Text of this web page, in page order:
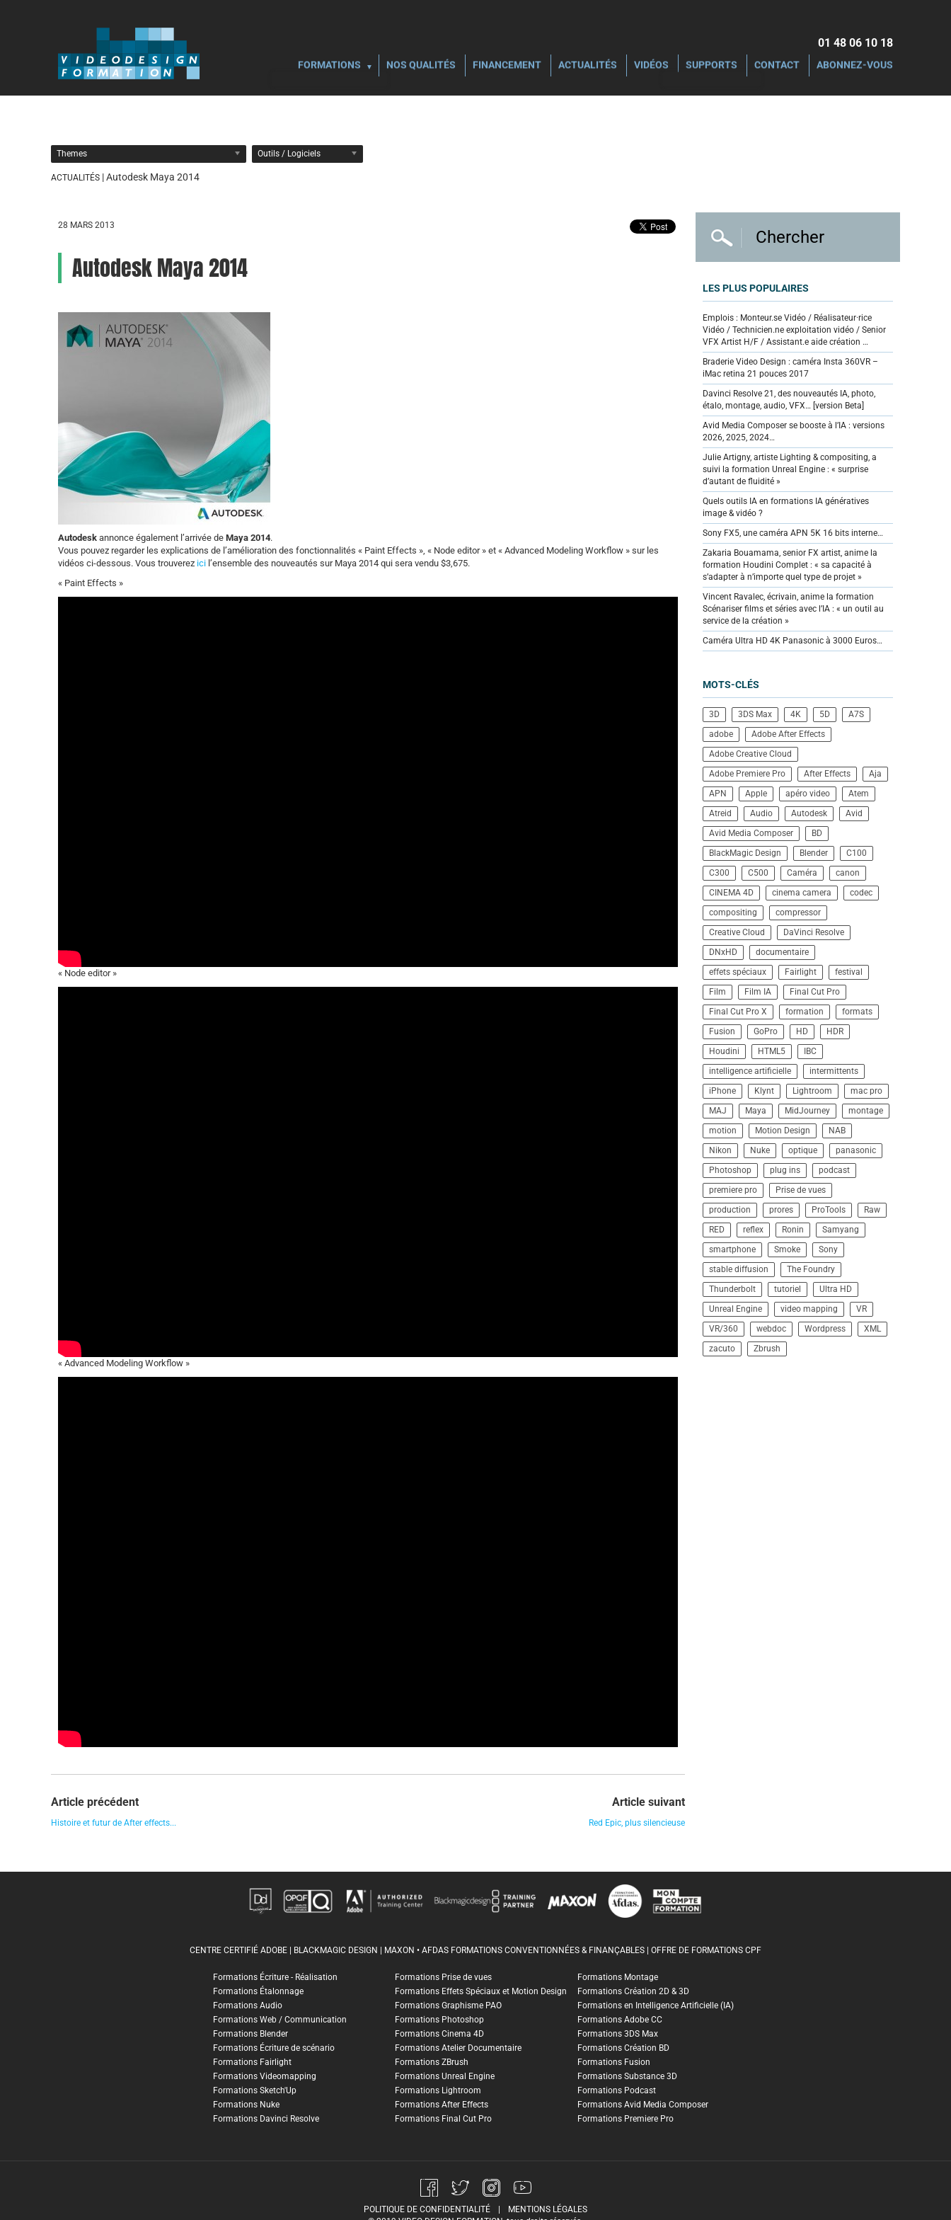
01 48 06 10 18‬
FORMATIONS NOS QUALITÉS FINANCEMENT ACTUALITÉS VIDÉOS SUPPORTS CONTACT ABONNEZ-VOUS
Themes Outils / Logiciels
ACTUALITÉS | Autodesk Maya 2014
28 MARS 2013
Autodesk Maya 2014
Autodesk annonce également l’arrivée de Maya 2014.
Vous pouvez regarder les explications de l’amélioration des fonctionnalités « Paint Effects », « Node editor » et « Advanced Modeling Workflow » sur les
vidéos ci-dessous. Vous trouverez ici l’ensemble des nouveautés sur Maya 2014 qui sera vendu $3,675.
« Paint Effects »
« Node editor »
« Advanced Modeling Workflow »
Article précédent
Histoire et futur de After effects...
Article suivant
Red Epic, plus silencieuse
LES PLUS POPULAIRES
Emplois : Monteur.se Vidéo / Réalisateur·rice
Vidéo / Technicien.ne exploitation vidéo / Senior
VFX Artist H/F / Assistant.e aide création …
Braderie Video Design : caméra Insta 360VR –
iMac retina 21 pouces 2017
Davinci Resolve 21, des nouveautés IA, photo,
étalo, montage, audio, VFX… [version Beta]
Avid Media Composer se booste à l’IA : versions
2026, 2025, 2024…
Julie Artigny, artiste Lighting & compositing, a
suivi la formation Unreal Engine : « surprise
d’autant de fluidité »
Quels outils IA en formations IA génératives
image & vidéo ?
Sony FX5, une caméra APN 5K 16 bits interne…
Zakaria Bouamama, senior FX artist, anime la
formation Houdini Complet : « sa capacité à
s’adapter à n’importe quel type de projet »
Vincent Ravalec, écrivain, anime la formation
Scénariser films et séries avec l’IA : « un outil au
service de la création »
Caméra Ultra HD 4K Panasonic à 3000 Euros…
MOTS-CLÉS
3D 3DS Max 4K 5D
A7S
adobe
Adobe After Effects
Adobe Creative Cloud
Adobe Premiere Pro
After Effects
Aja
APN
Apple apéro video
Atem
Atreid
Audio Autodesk
Avid
Avid Media Composer
BD
BlackMagic Design
Blender
C100
C300
C500 Caméra
canon
CINEMA 4D
cinema camera
codec
compositing
compressor
Creative Cloud
DaVinci Resolve
DNxHD
documentaire
effets spéciaux
Fairlight
festival
Film
Film IA
Final Cut Pro
Final Cut Pro X
formation
formats
Fusion
GoPro HD
HDR
Houdini
HTML5
IBC
intelligence artificielle
intermittents
iPhone
Klynt Lightroom
mac pro
MAJ
Maya MidJourney
montage
motion
Motion Design
NAB
Nikon
Nuke optique
panasonic
Photoshop
plug ins
podcast
premiere pro
Prise de vues
production
prores ProTools
Raw
RED
reflex Ronin
Samyang
smartphone
Smoke
Sony
stable diffusion
The Foundry
Thunderbolt
tutoriel
Ultra HD
Unreal Engine
video mapping
VR
VR/360
webdoc Wordpress
XML
zacuto
Zbrush
CENTRE CERTIFIÉ ADOBE | BLACKMAGIC DESIGN | MAXON • AFDAS FORMATIONS CONVENTIONNÉES & FINANÇABLES | OFFRE DE FORMATIONS CPF
Formations Écriture - Réalisation Formations Prise de vues
Formations Montage
Formations Étalonnage
Formations Effets Spéciaux et Motion Design
Formations Création 2D & 3D
Formations Audio
Formations Graphisme PAO
Formations en Intelligence Artificielle (IA)
Formations Web / Communication
Formations Photoshop
Formations Adobe CC
Formations Blender
Formations Cinema 4D
Formations 3DS Max
Formations Écriture de scénario
Formations Atelier Documentaire
Formations Création BD
Formations Fairlight
Formations ZBrush
Formations Fusion
Formations Videomapping
Formations Unreal Engine
Formations Substance 3D
Formations Sketch'Up
Formations Lightroom
Formations Podcast
Formations Nuke
Formations After Effects
Formations Avid Media Composer
Formations Davinci Resolve
Formations Final Cut Pro Formations Premiere Pro
POLITIQUE DE CONFIDENTIALITÉ |
MENTIONS LÉGALES